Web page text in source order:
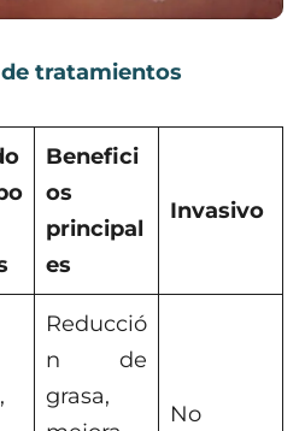
tratamientos
Benefici
os
principal
es
Invasivo
Reducció
n de
grasa,
No